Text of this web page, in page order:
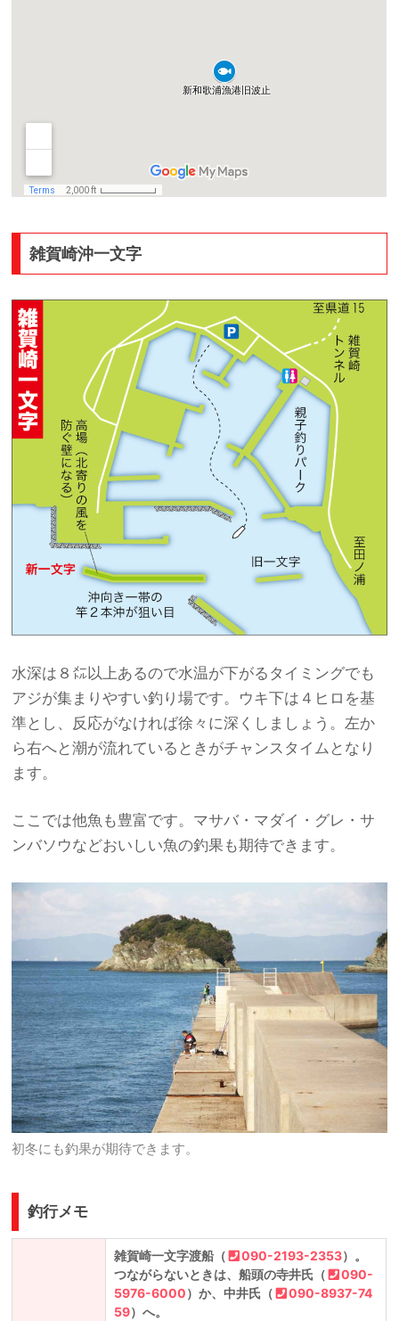
雑賀崎沖一文字
水深は８㍍以上あるので水温が下がるタイミングでも
アジが集まりやすい釣り場です。ウキ下は４ヒロを基
準とし、反応がなければ徐々に深くしましょう。左か
ら右へと潮が流れているときがチャンスタイムとなり
ます。
ここでは他魚も豊富です。マサバ・マダイ・グレ・サ
ンバソウなどおいしい魚の釣果も期待できます。
初冬にも釣果が期待できます。
釣行メモ
雑賀崎一文字渡船（ 090-2193-2353）。
つながらないときは、船頭の寺井氏（
090-
5976-6000）か、中井氏（
090-8937-74
59）へ。